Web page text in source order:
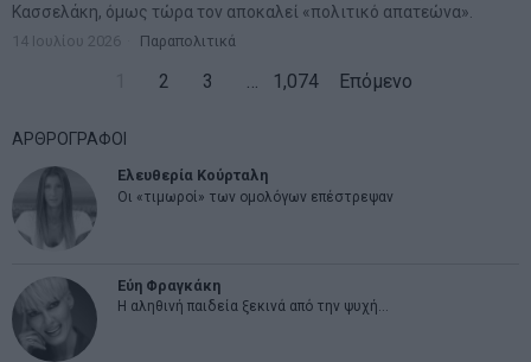
Κασσελάκη, όμως τώρα τον αποκαλεί «πολιτικό απατεώνα».
14 Ιουλίου 2026 Παραπολιτικά
2 3 … 1,074 Επόμενο
ΑΡΘΡΟΓΡΑΦΟΙ
Ελευθερία Κούρταλη
Οι «τιμωροί» των ομολόγων επέστρεψαν
Εύη Φραγκάκη
Η αληθινή παιδεία ξεκινά από την ψυχή…